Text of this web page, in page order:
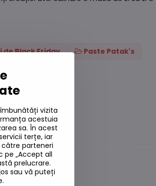
de Black Friday Paste Patak's
Pe stoc
vizita
acestuia
sa. În acest
terțe, iar
parteneri
pe „Accept all
prelucrare.
sau vă puteți